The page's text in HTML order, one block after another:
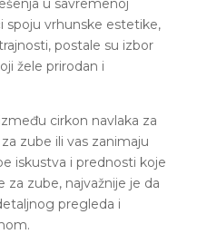
u savremenoj
spoju vrhunske estetike,
postale su izbor
žele prirodan i
cirkon navlaka za
zube ili vas zanimaju
iskustva i prednosti koje
za zube, najvažnije je da
pregleda i